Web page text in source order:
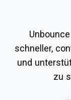
schneller,
und
zu